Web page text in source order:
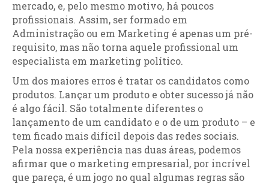
mercado, e, pelo mesmo motivo, há poucos
profissionais. Assim, ser formado em
Administração ou em Marketing é apenas um pré-
requisito, mas não torna aquele profissional um
especialista em marketing político.
Um dos maiores erros é tratar os candidatos como
produtos. Lançar um produto e obter sucesso já não
é algo fácil. São totalmente diferentes o
lançamento de um candidato e o de um produto – e
tem ficado mais difícil depois das redes sociais.
Pela nossa experiência nas duas áreas, podemos
afirmar que o marketing empresarial, por incrível
que pareça, é um jogo no qual algumas regras são